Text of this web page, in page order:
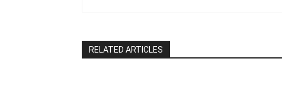
RELATED ARTICLES